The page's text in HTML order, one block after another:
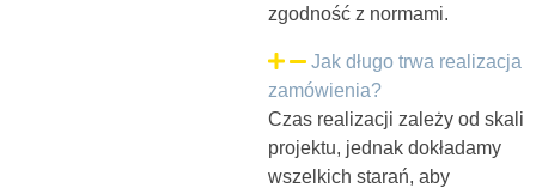
zgodność z normami.
Jak długo trwa realizacja
zamówienia?
Czas realizacji zależy od skali
projektu, jednak dokładamy
wszelkich starań, aby